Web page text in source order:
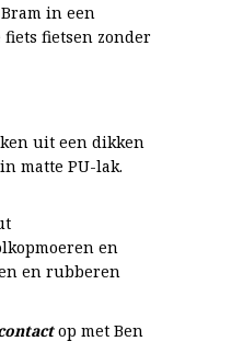
in een
fietsen zonder
uit een dikken
matte PU-lak.
en
en rubberen
op met Ben